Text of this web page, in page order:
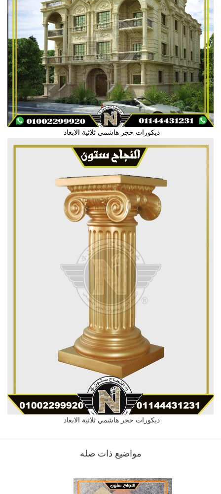
ديكورات حجر هاشمي ثلاثية الابعاد
ديكورات حجر هاشمي ثلاثية الابعاد
مواضيع ذات صله